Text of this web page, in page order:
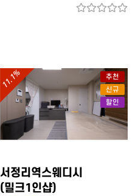
추천
신규
할인
11.1%
서정리역스웨디시
(밀크1인샵)